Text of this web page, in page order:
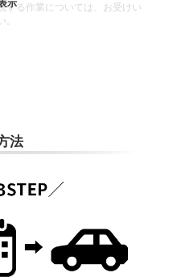
する作業については、お受けい
法